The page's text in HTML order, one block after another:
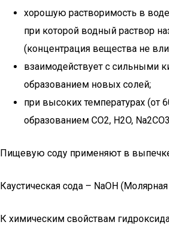
хорошую растворимость в
при которой водный раствор
(концентрация вещества не
взаимодействует с сильными
образованием новых солей;
при высоких температурах (от
образованием CO2, H2O,
Пищевую соду применяют в
Каустическая сода – NaOH
К химическим свойствам гидроксида